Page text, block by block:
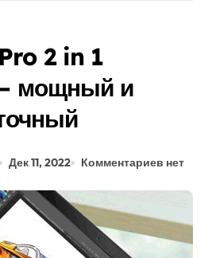
2 in 1
мощный и
Дек 11, 2022 Комментариев нет